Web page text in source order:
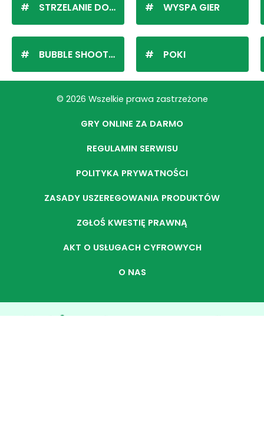
STRZELANIE DO KULEK
BUBBLE SHOOTER
WYSPA GIER
POKI
© 2026 Wszelkie prawa zastrzeżone
GRY ONLINE ZA DARMO
REGULAMIN SERWISU
POLITYKA PRYWATNOŚCI
ZASADY USZEREGOWANIA PRODUKTÓW
ZGŁOŚ KWESTIĘ PRAWNĄ
AKT O USŁUGACH CYFROWYCH
O NAS